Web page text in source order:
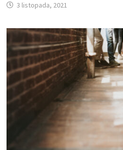
3 listopada, 2021